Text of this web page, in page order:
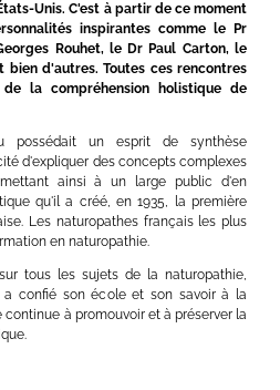
Unis. C'est à partir de ce moment
inspirantes comme le Pr
Rouhet, le Dr Paul Carton, le
bien d'autres. Toutes ces rencontres
la compréhension holistique de
possédait un esprit de synthèse
d'expliquer des concepts complexes
ainsi à un large public d'en
qu'il a créé, en 1935, la première
Les naturopathes français les plus
en naturopathie.
tous les sujets de la naturopathie,
a confié son école et son savoir à la
continue à promouvoir et à préserver la